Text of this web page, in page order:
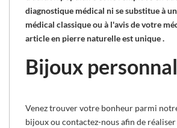
diagnostique médical ni se substitue à
médical classique ou à l'avis de votre
article en pierre naturelle est unique .
Bijoux
Venez trouver votre bonheur parmi
bijoux ou contactez-nousafin de